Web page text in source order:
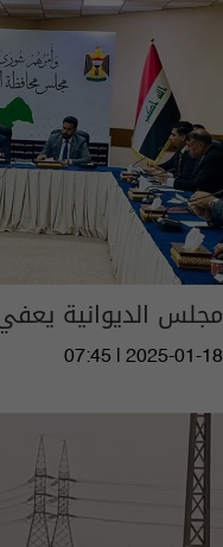
مجلس الديوانية
07:45 | 2025-01-18